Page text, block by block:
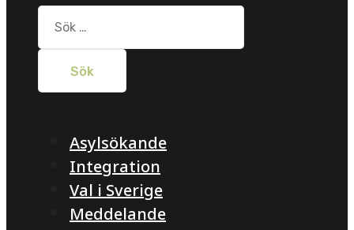
Sök
efter:
Asylsökande
Integration
Val i Sverige
Meddelande